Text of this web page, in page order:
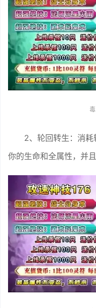
2、轮回转生：消
你的生命和全属性，并且